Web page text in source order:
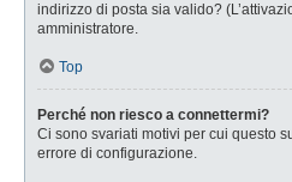
indirizzo di posta sia valido?
amministratore.
Top
Perché non riesco a connettermi?
Ci sono svariati motivi per cui questo
errore di configurazione.